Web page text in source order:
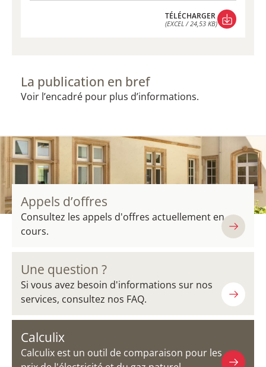
TÉLÉCHARGER
(EXCEL / 24,53 KB)
La publication en bref
Voir l’encadré pour plus d’informations.
Appels d’offres
Consultez les appels d'offres actuellement en
cours.
Une question ?
Si vous avez besoin d'informations sur nos
services, consultez nos FAQ.
Calculix
Calculix est un outil de comparaison pour les